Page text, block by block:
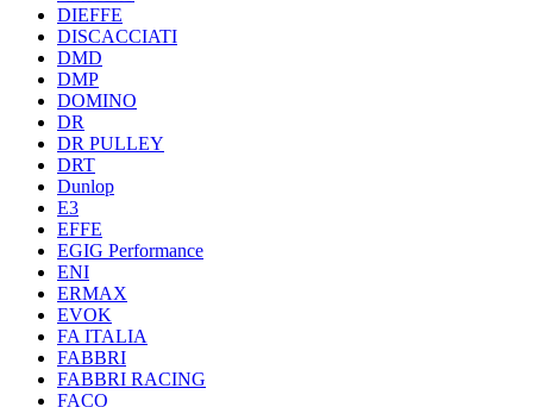
DIEFFE
DISCACCIATI
DMD
DMP
DOMINO
DR
DR PULLEY
DRT
Dunlop
E3
EFFE
EGIG Performance
ENI
ERMAX
EVOK
FA ITALIA
FABBRI
FABBRI RACING
FACO